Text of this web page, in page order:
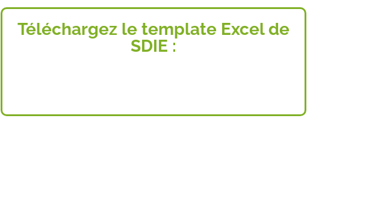
Téléchargez le template Excel de
SDIE :